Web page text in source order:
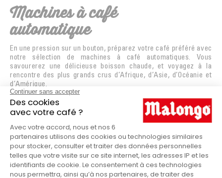
Machines à café
automatique
En une pression sur un bouton, préparez votre café préféré avec
notre sélection de machines à café automatiques. Vous
savourerez une délicieuse boisson chaude, et voyagez à la
rencontre des plus grands crus d’Afrique, d’Asie, d’Océanie et
d’Amérique.
La haute-technologie au service de la tradition
Les experts Malongo voyagent sur tous les continents, à la
recherche des meilleurs cafés. Grands crus, arabicas ou
robustas d’origines variées, vous partirez à la rencontre de
cafés de terroir cultivés selon une approche traditionnelle par
des producteurs passionnés. Mais comment permettre à chaque